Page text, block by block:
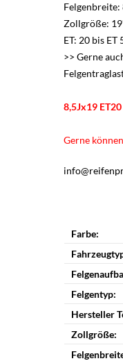
Felgenbreite:
Zollgröße:
ET: 20 bis
>> Gerne
8,5Jx19
Gerne
Farbe:
Felgentyp:
Hersteller
Zollgröße: